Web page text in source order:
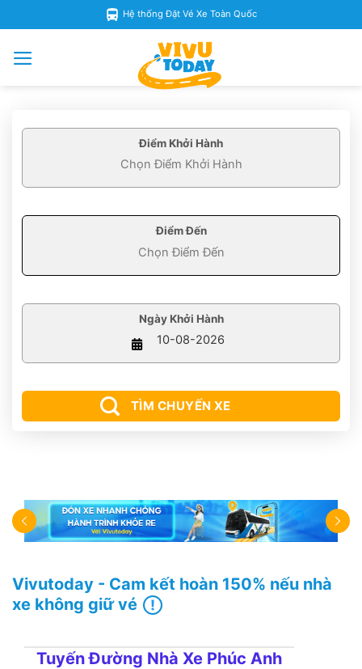
Hệ thống Đặt Vé Xe Toàn Quốc
Điểm Khởi Hành
Điểm Đến
Ngày Khởi Hành
TÌM CHUYẾN XE
Vivutoday - Cam kết hoàn 150% nếu nhà
xe không giữ vé
Tuyến Đường Nhà Xe Phúc Anh